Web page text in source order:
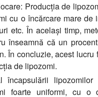
Producția de
cu o încărcare mare de
etc. În același timp,
înseamnă că un
În concluzie, acest lucru
de lipozomi.
încapsulării lipozomilor
foarte uniformi, cu o